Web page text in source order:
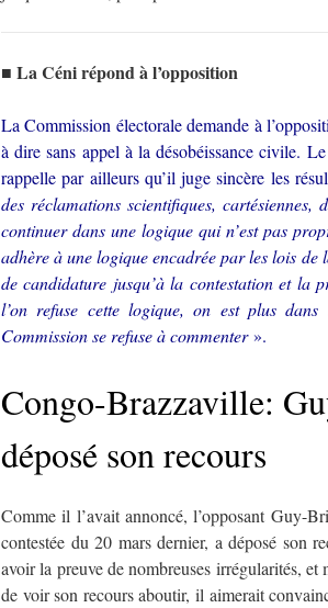
■ La Céni répond à l’opposition
La Commission électorale demande à
à dire sans appel à la désobéissance civile.
rappelle par ailleurs qu’il juge sincère les
des réclamations scientifiques,
continuer dans une logique qui n’est pas
adhère à une logique encadrée par les lois de
de candidature jusqu’à la contestation et la
l’on refuse cette logique, on est plus
Commission se refuse à commenter».
Congo-Brazzaville:
déposé son recours
Comme il l’avait annoncé, l’opposant Guy-
contestée du 20 mars dernier, a déposé son
avoir la preuve de nombreuses irrégularités, et
de voir son recours aboutir, il aimerait